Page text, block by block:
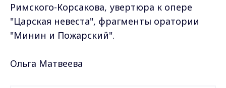
Римского-Корсакова, увертюра к опере
"Царская невеста", фрагменты оратории
"Минин и Пожарский".
Ольга Матвеева